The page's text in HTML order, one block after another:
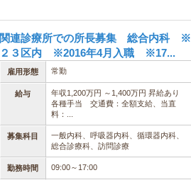
関連診療所での所長募集 総合内科 ※
２３区内 ※2016年4月入職 ※17...
雇用形態 常勤
給与
年収1,200万円 ～1,400万円 昇給あり
各種手当 交通費：全額支給、当直
料：...
募集科目
一般内科、呼吸器内科、循環器内科、
総合診療科、訪問診療
勤務時間 09:00～17:00